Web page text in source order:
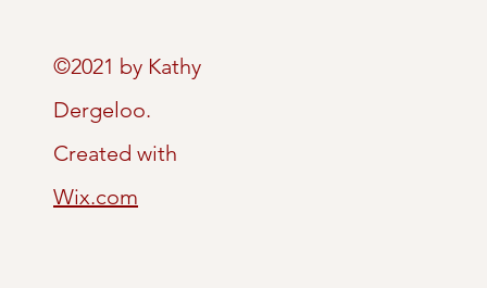
©2021 by Kathy
Dergeloo.
Created with
Wix.com